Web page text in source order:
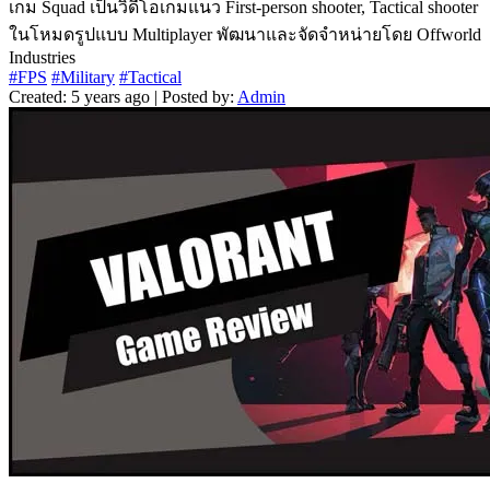
เกม Squad เป็นวิดีโอเกมแนว First-person shooter, Tactical shooter
ในโหมดรูปแบบ Multiplayer พัฒนาและจัดจำหน่ายโดย Offworld
Industries
#FPS #Military #Tactical
Created: 5 years ago | Posted by: Admin